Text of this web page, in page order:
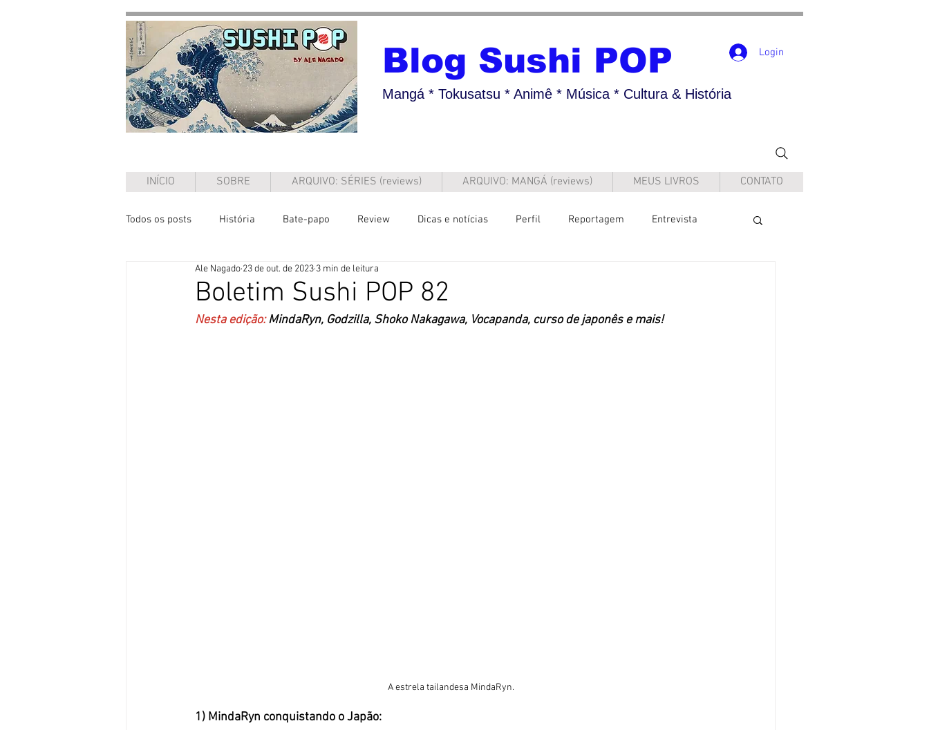
Blog Sushi POP
Mangá * Tokusatsu * Animê * Música * Cultura & História
Login
INÍCIO SOBRE ARQUIVO: SÉRIES (reviews) ARQUIVO: MANGÁ (reviews) MEUS LIVROS CONTATO
Todos os posts História Bate-papo Review Dicas e notícias Perfil Reportagem Entrevista
Boletim Sushi POP 82
Ale Nagado 23 de out. de 2023 3 min de leitura
Nesta edição: MindaRyn, Godzilla, Shoko Nakagawa, Vocapanda, curso de japonês e mais!
A estrela tailandesa MindaRyn.
1) MindaRyn conquistando o Japão: